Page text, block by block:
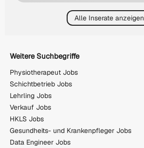
Alle Inserate anzeigen
Weitere Suchbegriffe
Physiotherapeut Jobs
Schichtbetrieb Jobs
Lehrling Jobs
Verkauf Jobs
HKLS Jobs
Gesundheits- und Krankenpfleger Jobs
Data Engineer Jobs